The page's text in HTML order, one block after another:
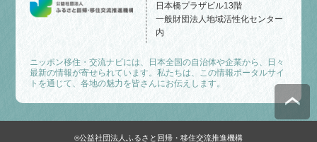
日本橋プラザビル13階
一般財団法人地域活性化センター
内
ニッポン移住・交流ナビには、日本全国の自治体や企業から、日々
最新の情報が寄せられています。私たちは、この情報ポータルサイ
トを通じて、各地の魅力を皆さんにお伝えします。
©公益社団法人ふるさと回帰・移住交流推進機構